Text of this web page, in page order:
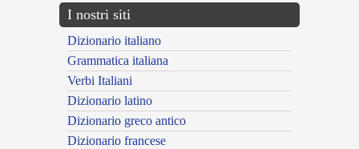
I nostri siti
Dizionario italiano
Grammatica italiana
Verbi Italiani
Dizionario latino
Dizionario greco antico
Dizionario francese